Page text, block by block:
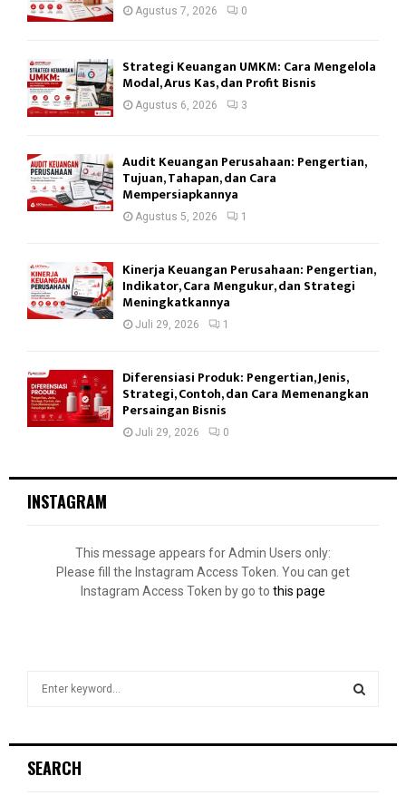
Agustus 7, 2026 0
Strategi Keuangan UMKM: Cara Mengelola
Modal, Arus Kas, dan Profit Bisnis
Agustus 6, 2026 3
Audit Keuangan Perusahaan: Pengertian,
Tujuan, Tahapan, dan Cara
Mempersiapkannya
Agustus 5, 2026 1
Kinerja Keuangan Perusahaan: Pengertian,
Indikator, Cara Mengukur, dan Strategi
Meningkatkannya
Juli 29, 2026 1
Diferensiasi Produk: Pengertian, Jenis,
Strategi, Contoh, dan Cara Memenangkan
Persaingan Bisnis
Juli 29, 2026 0
INSTAGRAM
This message appears for Admin Users only:
Please fill the Instagram Access Token. You can get
Instagram Access Token by go to this page
h
SEARCH